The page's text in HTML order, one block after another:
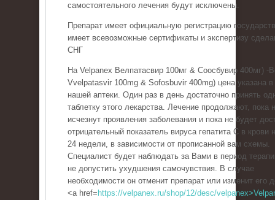
самостоятельного лечения будут исключены.
Препарат имеет официальную регистрацию
имеет всевозможные сертификаты и экспертизу
СНГ
На Velpanex Велпатасвир 100мг & Соосбувир 400мг) -
Vvelpatasvir 100mg & Sofosbuvir 400mg) цена указана в
нашей аптеки. Один раз в день достаточно принять
таблетку этого лекарства. Лечение продолжают, пока
исчезнут проявления заболевания и пока не будет
отрицательный показатель вируса гепатита С в крови
24 недели, в зависимости от прописанной вам схемы.
Специалист будет наблюдать за Вами в период
не допустить ухудшения самочувствия. В случае
необходимости он отменит препарат или изменит его
<a href= https://velpanex.ru/shop/12/desc/